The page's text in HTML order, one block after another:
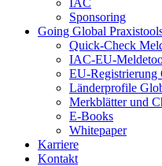
IAC
Sponsoring
Going Global
Quick-Check
IAC-EU-
EU-Registrierung
Länderprofile
Merkblätter und
E-Books
Whitepaper
Karriere
Kontakt